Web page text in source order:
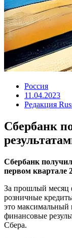
Россия
11.04.2023
Редакция
Сбербанк
Сбербанк
первом квартале
За прошлый месяц
розничные
это максимальный
финансовые
Сбера.